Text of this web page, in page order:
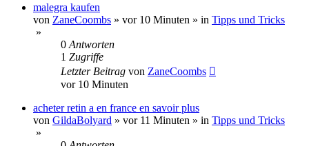
malegra kaufen
von ZaneCoombs » vor 10 Minuten » in Tipps und Tricks
»
0 Antworten
1 Zugriffe
Letzter Beitrag von ZaneCoombs
vor 10 Minuten
acheter retin a en france en savoir plus
von GildaBolyard » vor 11 Minuten » in Tipps und Tricks
»